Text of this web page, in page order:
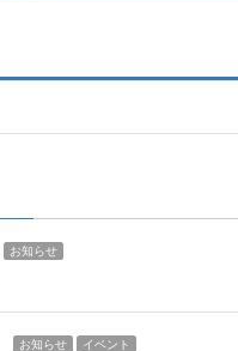
お知らせ
お知らせ イベント